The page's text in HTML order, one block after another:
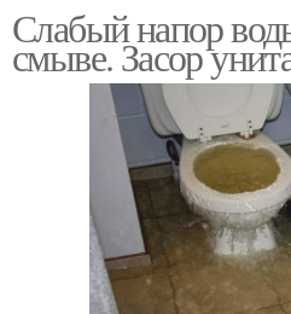
Воды в бачке
Арматура для сливного
бачка
Смывной бачок
Слабый напор
смыве. Засор